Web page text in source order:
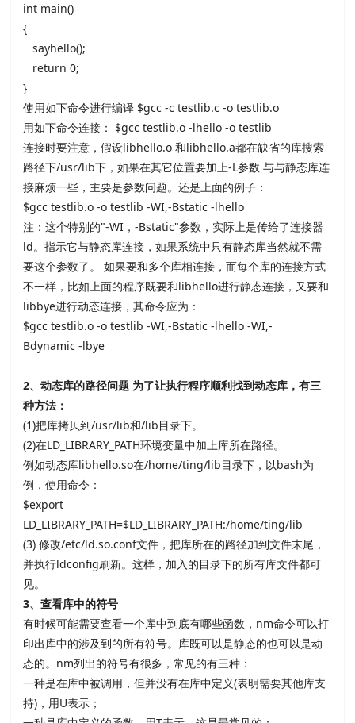
int main()
{
sayhello();
return 0;
}
使用如下命令进行编译 $gcc -c testlib.c -o testlib.o
用如下命令连接： $gcc testlib.o -lhello -o testlib
连接时要注意，假设libhello.o 和libhello.a都在缺省的库搜索
路径下/usr/lib下，如果在其它位置要加上-L参数 与与静态库连
接麻烦一些，主要是参数问题。还是上面的例子：
$gcc testlib.o -o testlib -WI,-Bstatic -lhello
注：这个特别的"-WI，-Bstatic"参数，实际上是传给了连接器
ld。指示它与静态库连接，如果系统中只有静态库当然就不需
要这个参数了。 如果要和多个库相连接，而每个库的连接方式
不一样，比如上面的程序既要和libhello进行静态连接，又要和
libbye进行动态连接，其命令应为：
$gcc testlib.o -o testlib-WI,-Bstatic -lhello-WI,-
Bdynamic -lbye
2、动态库的路径问题 为了让执行程序顺利找到动态库，有三
种方法：
(1)把库拷贝到/usr/lib和/lib目录下。
(2)在LD_LIBRARY_PATH环境变量中加上库所在路径。
例如动态库libhello.so在/home/ting/lib目录下，以bash为
例，使用命令：
$export
LD_LIBRARY_PATH=$LD_LIBRARY_PATH:/home/ting/lib
(3) 修改/etc/ld.so.conf文件，把库所在的路径加到文件末尾，
并执行ldconfig刷新。这样，加入的目录下的所有库文件都可
见。
3、查看库中的符号
有时候可能需要查看一个库中到底有哪些函数， nm命令可以打
印出库中的涉及到的所有符号。库既可以是静态的也可以是动
态的。 nm列出的符号有很多，常见的有三种：
一种是在库中被调用，但并没有在库中定义(表明需要其他库支
持)，用U表示；